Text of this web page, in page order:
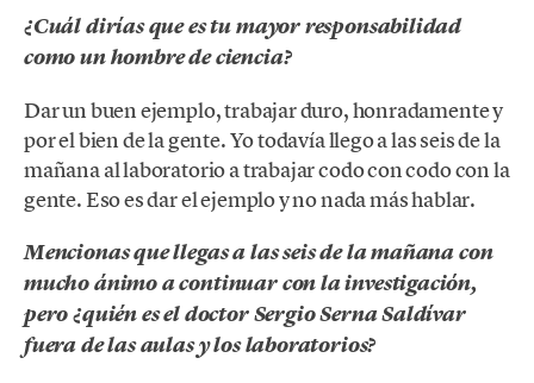
¿Cuál dirías que es tu mayor responsabilidad
como un hombre de ciencia?
Dar un buen ejemplo, trabajar duro, honradamente y
por el bien de la gente. Yo todavía llego a las seis de la
mañana al laboratorio a trabajar codo con codo con la
gente. Eso es dar el ejemplo y no nada más hablar.
Mencionas que llegas a las seis de la mañana con
mucho ánimo a continuar con la investigación,
pero ¿quién es el doctor Sergio Serna Saldívar
fuera de las aulas y los laboratorios?